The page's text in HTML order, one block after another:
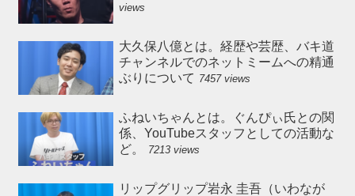
views
大久保八億とは。経歴や芸歴、バキ道
チャンネルでのネットミームへの精通
ぶりについて 7457 views
ふねいちゃんとは。ぐんぴぃ氏との関
係、YouTubeスタッフとしての活動な
ど。
7213 views
リップグリップ岩永 圭吾（いわなが